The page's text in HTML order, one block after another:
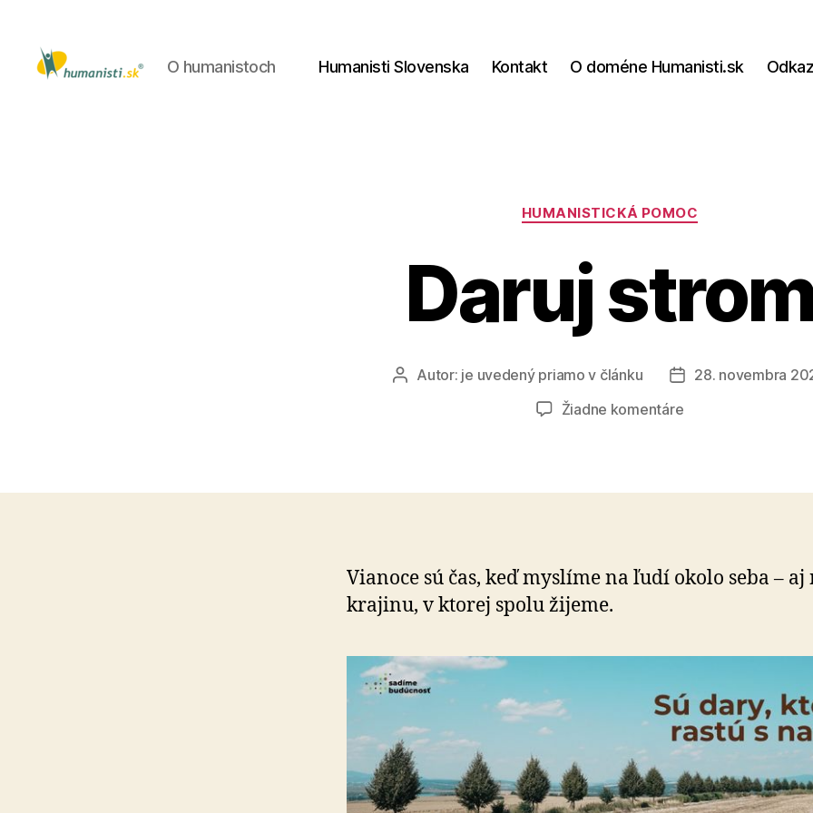
O humanistoch Humanisti Slovenska Kontakt O doméne Humanisti.sk
Kategórie
HUMANISTICKÁ POMOC
Daruj
AutorAutor: je uvedený priamo v článku
Dátum
28. novembra
Žiadne komentárena
Vianoce sú čas, keď myslíme na ľudí okolo seba – aj
kra­ji­nu, v ktorej spolu žijeme.